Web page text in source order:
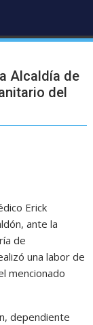
Alcaldía de
del
Erick
ante la
de
una labor de
mencionado
dependiente